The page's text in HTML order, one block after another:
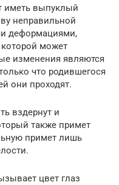
иметь выпуклый
неправильной
деформациями,
может
изменения являются
что родившегося
они проходят.
вздернут и
также примет
примет лишь
цвет глаз